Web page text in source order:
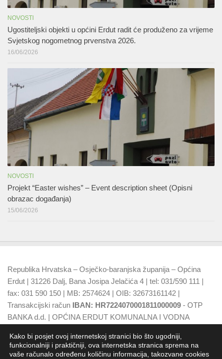
NOVOSTI
Ugostiteljski objekti u općini Erdut radit će produženo za vrijeme
Svjetskog nogometnog prvenstva 2026.
16/06/2026
NOVOSTI
Projekt “Easter wishes” – Event description sheet (Opisni
obrazac događanja)
15/06/2026
Republika Hrvatska – Osječko-baranjska županija – Općina
Erdut | 31226 Dalj, Bana Josipa Jelačića 4 | tel: 031/590 111 |
fax: 031 590 150 | MB: 2574624 | OIB: 32673161142 |
Transakcijski račun IBAN: HR7224070001811000009 - OTP
BANKA d.d. | OPĆINA ERDUT KOMUNALNA I VODNA
d.d.
Kako bi posjet ovoj internetskoj stranici bio što ugodniji,
funkcionalniji i praktičniji, ova internetska stranica sprema na
vaše računalo određenu količinu informacija, takozvane cookies